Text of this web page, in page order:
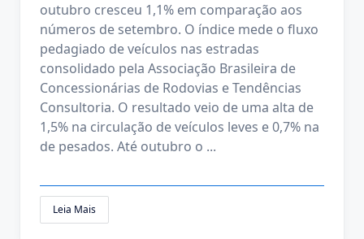
outubro cresceu 1,1% em comparação aos
números de setembro. O índice mede o fluxo
pedagiado de veículos nas estradas
consolidado pela Associação Brasileira de
Concessionárias de Rodovias e Tendências
Consultoria. O resultado veio de uma alta de
1,5% na circulação de veículos leves e 0,7% na
de pesados. Até outubro o ...
Leia Mais